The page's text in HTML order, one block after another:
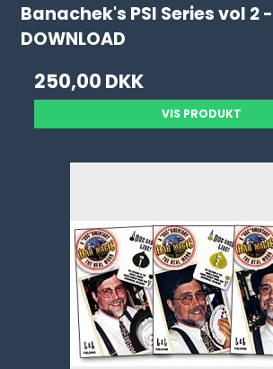
Banachek's PSI Series vol 2 -
DOWNLOAD
250,00 DKK
VIS PRODUKT